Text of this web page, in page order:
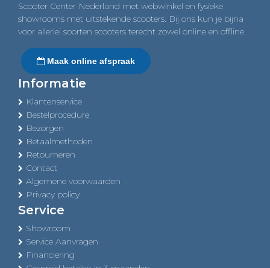
Scooter Center Nederland met webwinkel en fysieke
showrooms met uitstekende scooters. Bij ons kun je bijna
voor allerlei soorten scooters terecht zowel online en offline.
Maak online afspraak
Informatie
Klantenservice
Bestelprocedure
Bezorgen
Betaalmethoden
Retourneren
Contact
Algemene voorwaarden
Privacy policy
Service
Showroom
Service Aanvragen
Financiering